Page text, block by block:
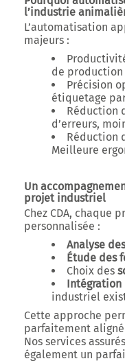
l’industrie
L’automatisation
majeurs :
de production
Précision
étiquetage
Réduction
d’erreurs,
Réduction
Meilleure
Un
projet industriel
Chez CDA, chaque
personnalisée :
Analyse
Étude des
Choix des
Intégration
industriel
Cette approche
parfaitement
Nos services
également un